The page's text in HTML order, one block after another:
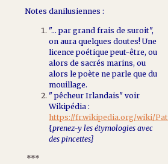
Notes danilusiennes :
"... par grand frais de suroit",
on aura quelques doutes! Une
licence poétique peut-être, ou
alors de sacrés marins, ou
alors le poète ne parle que du
mouillage.
" pêcheur Irlandais" voir
Wikipédia :
https://fr.wikipedia.org/wiki/
{prenez-y les étymologies avec
des pincettes}
***